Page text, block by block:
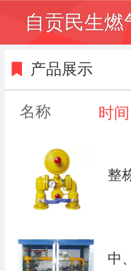
自贡民生燃
产品展示
名称 时间
整
中